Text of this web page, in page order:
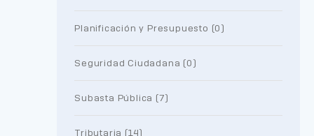
Planificación y Presupuesto (0)
Seguridad Ciudadana (0)
Subasta Pública (7)
Tributaria (14)